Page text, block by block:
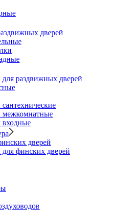
дверей
раздвижных дверей
дверей
финских дверей